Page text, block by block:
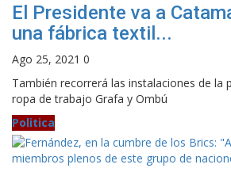
El Presidente va a
una fábrica textil...
Ago 25, 2021 0
También recorrerá las instalaciones de la
ropa de trabajo Grafa y Ombú
Politica